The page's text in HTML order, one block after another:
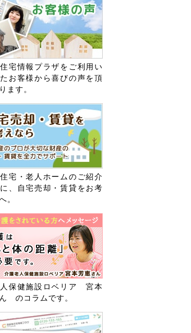
宅情報プラザをご利用い
お客様から喜びの声を頂
ます。
宅・老人ホームのご紹介
、自宅売却・賃貸をお考
。
保健施設ロベリア 宮本
のコラムです。